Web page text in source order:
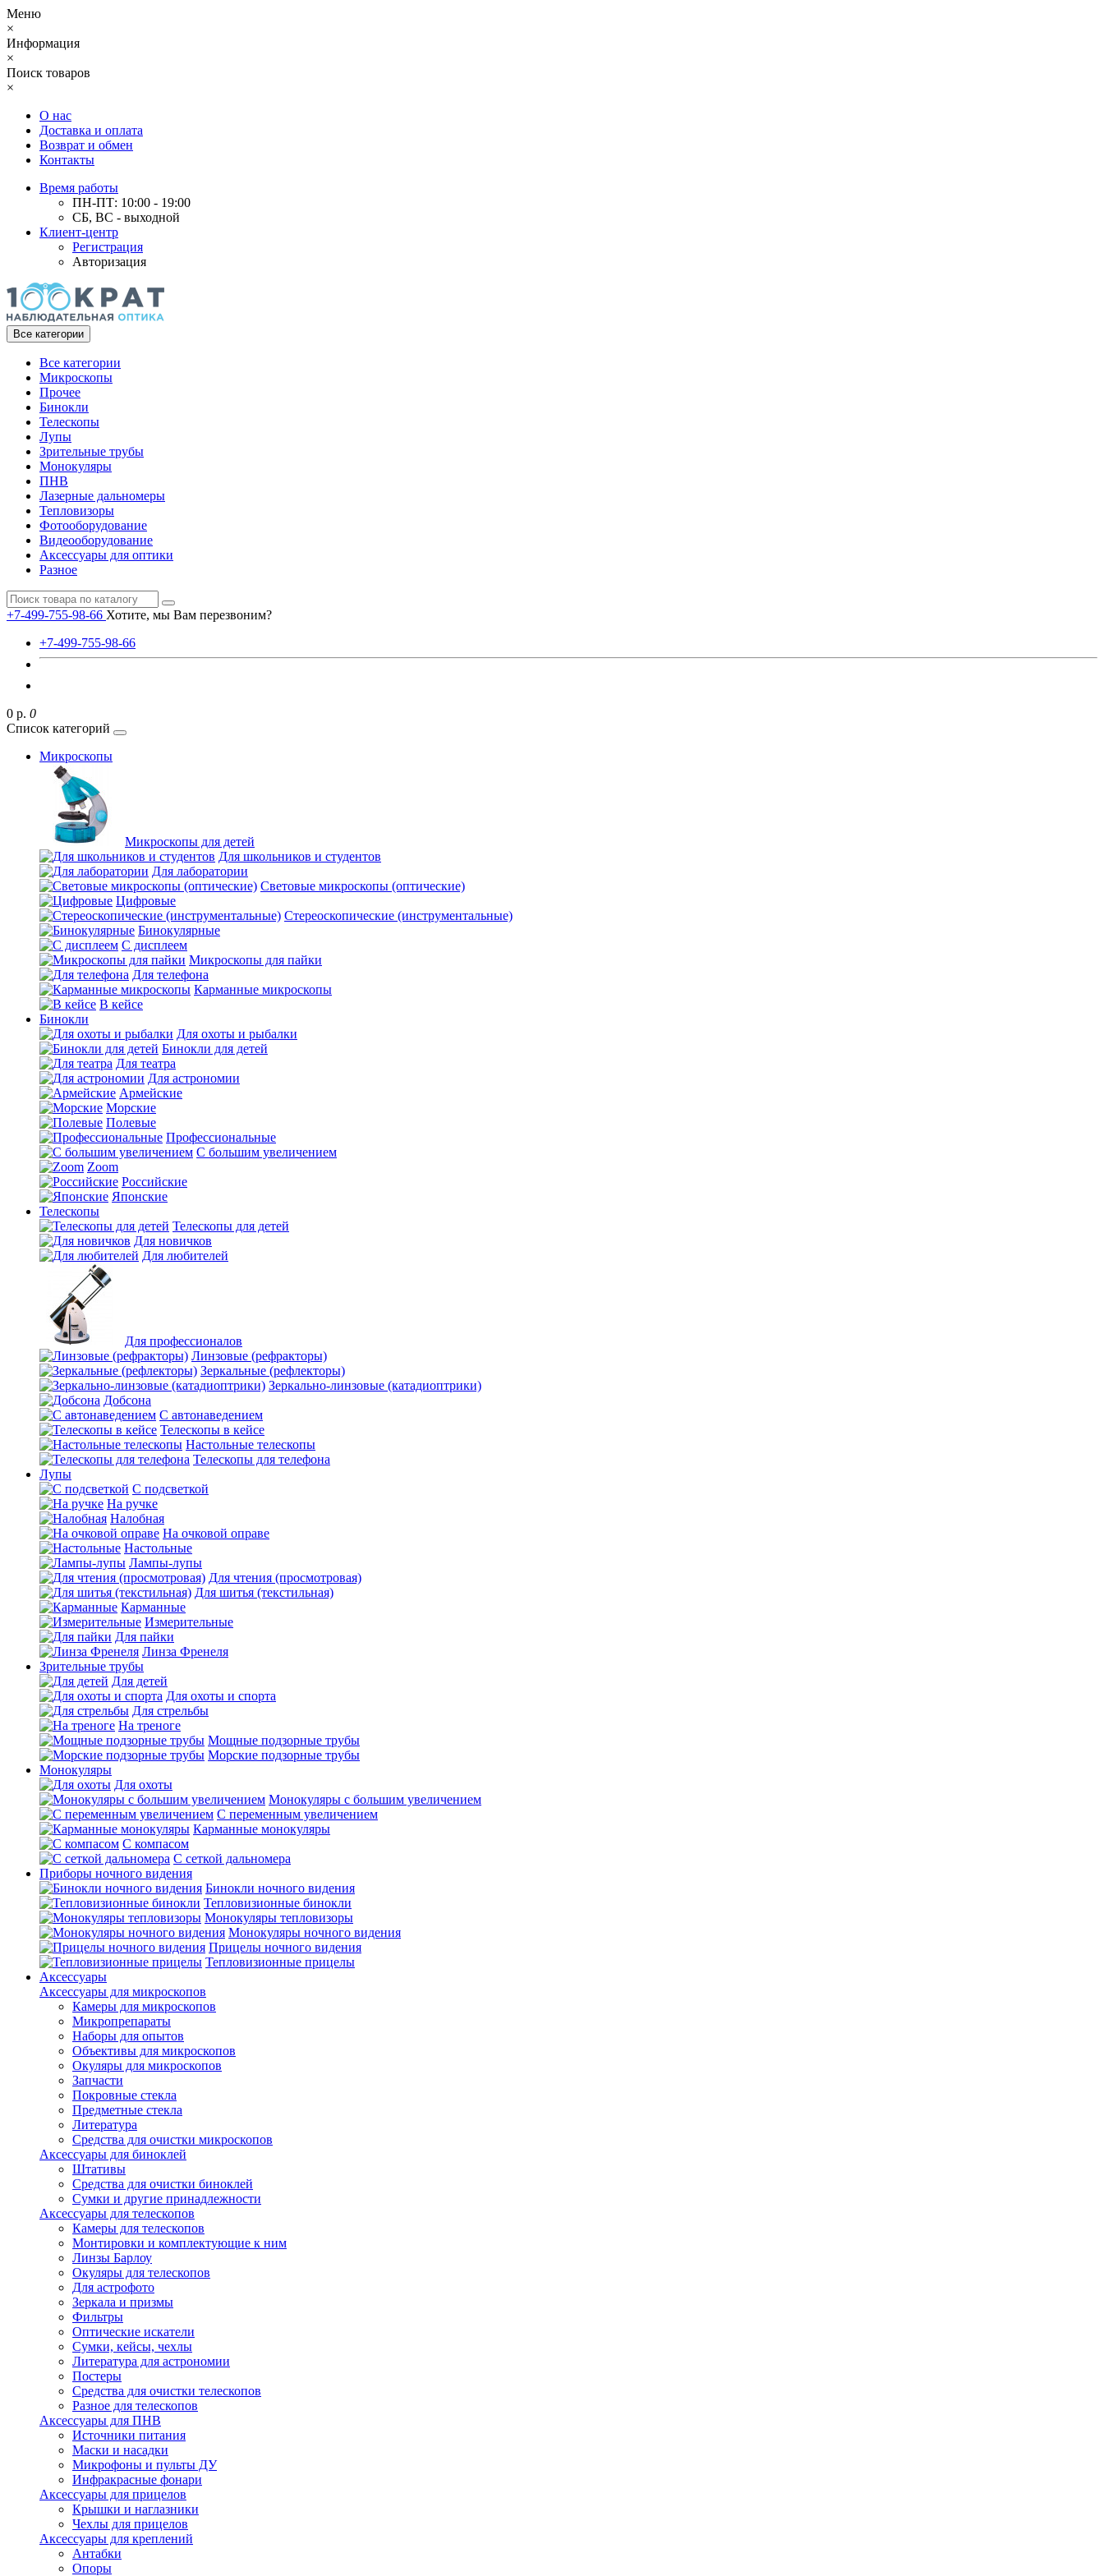
Меню
×
Информация
×
Поиск товаров
×
О нас
Доставка и оплата
Возврат и обмен
Контакты
Время работы
ПН-ПТ: 10:00 - 19:00
СБ, ВС - выходной
Клиент-центр
Регистрация
Авторизация
Все категории
Все категории
Микроскопы
Прочее
Бинокли
Телескопы
Лупы
Зрительные трубы
Монокуляры
ПНВ
Лазерные дальномеры
Тепловизоры
Фотооборудование
Видеооборудование
Аксессуары для оптики
Разное
+7-499-755-98-66 Хотите, мы Вам перезвоним?
+7-499-755-98-66
0 р. 0
Список категорий
Микроскопы
Микроскопы для детей
Для школьников и студентов
Для лаборатории
Световые микроскопы (оптические)
Цифровые
Стереоскопические (инструментальные)
Бинокулярные
С дисплеем
Микроскопы для пайки
Для телефона
Карманные микроскопы
В кейсе
Бинокли
Для охоты и рыбалки
Бинокли для детей
Для театра
Для астрономии
Армейские
Морские
Полевые
Профессиональные
С большим увеличением
Zoom
Российские
Японские
Телескопы
Телескопы для детей
Для новичков
Для любителей
Для профессионалов
Линзовые (рефракторы)
Зеркальные (рефлекторы)
Зеркально-линзовые (катадиоптрики)
Добсона
С автонаведением
Телескопы в кейсе
Настольные телескопы
Телескопы для телефона
Лупы
С подсветкой
На ручке
Налобная
На очковой оправе
Настольные
Лампы-лупы
Для чтения (просмотровая)
Для шитья (текстильная)
Карманные
Измерительные
Для пайки
Линза Френеля
Зрительные трубы
Для детей
Для охоты и спорта
Для стрельбы
На треноге
Мощные подзорные трубы
Морские подзорные трубы
Монокуляры
Для охоты
Монокуляры с большим увеличением
С переменным увеличением
Карманные монокуляры
С компасом
С сеткой дальномера
Приборы ночного видения
Бинокли ночного видения
Тепловизионные бинокли
Монокуляры тепловизоры
Монокуляры ночного видения
Прицелы ночного видения
Тепловизионные прицелы
Аксессуары
Аксессуары для микроскопов
Камеры для микроскопов
Микропрепараты
Наборы для опытов
Объективы для микроскопов
Окуляры для микроскопов
Запчасти
Покровные стекла
Предметные стекла
Литература
Средства для очистки микроскопов
Аксессуары для биноклей
Штативы
Средства для очистки биноклей
Сумки и другие принадлежности
Аксессуары для телескопов
Камеры для телескопов
Монтировки и комплектующие к ним
Линзы Барлоу
Окуляры для телескопов
Для астрофото
Зеркала и призмы
Фильтры
Оптические искатели
Сумки, кейсы, чехлы
Литература для астрономии
Постеры
Средства для очистки телескопов
Разное для телескопов
Аксессуары для ПНВ
Источники питания
Маски и насадки
Микрофоны и пульты ДУ
Инфракрасные фонари
Аксессуары для прицелов
Крышки и наглазники
Чехлы для прицелов
Аксессуары для креплений
Антабки
Опоры